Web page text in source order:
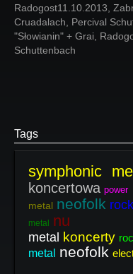
Radogost11.10.2013,
Cruadalach, Percival
"Słowianin" + Grai,
Schuttenbach
Tags
symphonic
koncertowa
metal neofolk
metal
nu
metal koncerty
metal
neofolk